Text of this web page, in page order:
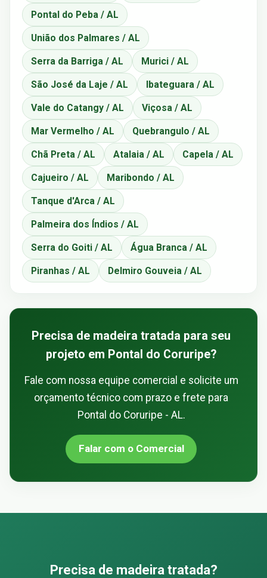
Pontal do Peba / AL
União dos Palmares / AL
Serra da Barriga / AL Murici / AL
São José da Laje / AL Ibateguara / AL
Vale do Catangy / AL Viçosa / AL
Mar Vermelho / AL Quebrangulo / AL
Chã Preta / AL Atalaia / AL Capela / AL
Cajueiro / AL Maribondo / AL
Tanque d'Arca / AL
Palmeira dos Índios / AL
Serra do Goiti / AL Água Branca / AL
Piranhas / AL Delmiro Gouveia / AL
Precisa de madeira tratada para seu
projeto em Pontal do Coruripe?
Fale com nossa equipe comercial e solicite um
orçamento técnico com prazo e frete para
Pontal do Coruripe - AL.
Falar com o Comercial
Precisa de madeira tratada?